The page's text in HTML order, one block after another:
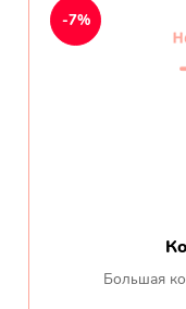
Большая
-7%